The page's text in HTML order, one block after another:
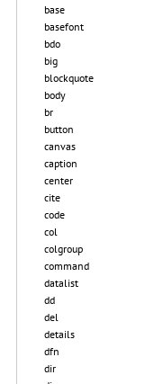
base
basefont
bdo
big
blockquote
body
br
button
canvas
caption
center
cite
code
col
colgroup
command
datalist
dd
del
details
dfn
dir